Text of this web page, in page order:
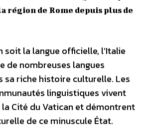
région de Rome depuis plus de
soit la langue officielle, l’Italie
de nombreuses langues
sa riche histoire culturelle. Les
linguistiques vivent
Cité du Vatican et démontrent
de ce minuscule État.